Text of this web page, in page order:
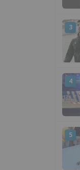
3
4
5